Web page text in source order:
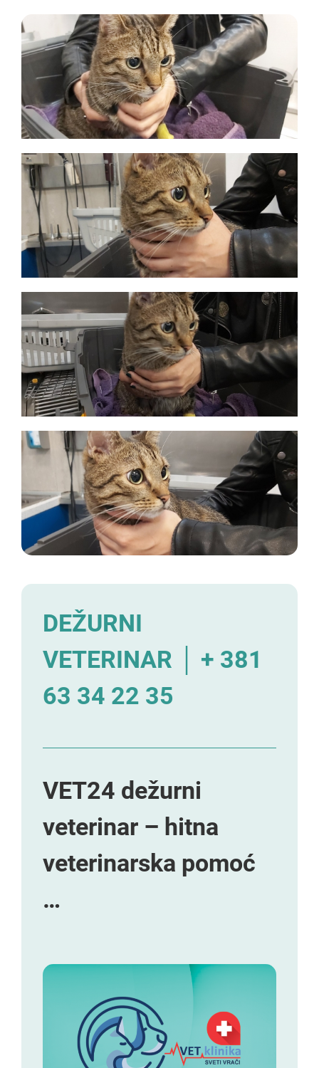
DEŽURNI
VETERINAR │ + 381
63 34 22 35
VET24 dežurni
veterinar – hitna
veterinarska pomoć
…